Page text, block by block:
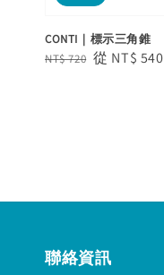
CONTI｜標示三角錐
Regular
NT$ 720 Sale
從 NT$ 540
聯絡資訊